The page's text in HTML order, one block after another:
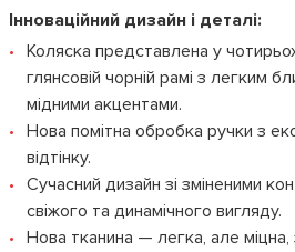
Інноваційний дизайн і деталі:
Коляска представлена у
глянсовій чорній рамі з легким
мідними акцентами.
Нова помітна обробка ручки з
відтінку.
Сучасний дизайн зі зміненими
свіжого та динамічного вигляду.
Нова тканина — легка, але